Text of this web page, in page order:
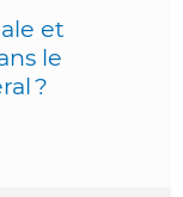
et
le
?